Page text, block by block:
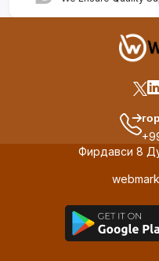
Фирдавси 8